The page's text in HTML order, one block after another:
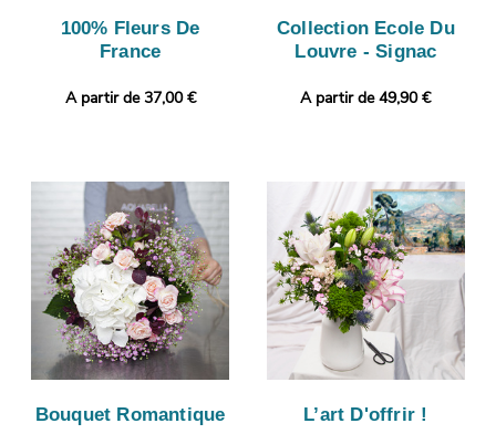
100% Fleurs De
France
A partir de 37,00 €
Collection Ecole Du
Louvre - Signac
A partir de 49,90 €
Bouquet Romantique L’art D'offrir !